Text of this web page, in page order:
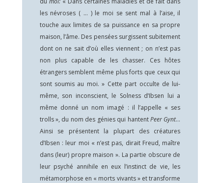
les névroses ( … ) le moi se sent mal à l’aise, il
touche aux limites de sa puissance en sa propre
maison, l’âme. Des pensées surgissent subitement
dont on ne sait d’où elles viennent ; on n’est pas
non plus capable de les chasser. Ces hôtes
étrangers semblent même plus forts que ceux qui
sont soumis au moi. » Cette part occulte de lui-
même, son inconscient, le Solness d’Ibsen lui a
même donné un nom imagé : il l’appelle « ses
trolls », du nom des génies qui hantentPeer Gynt…
Ainsi se présentent la plupart des créatures
d’Ibsen : leur moi « n’est pas, dirait Freud, maître
dans (leur) propre maison ». La partie obscure de
leur psyché annihile en eux l’instinct de vie, les
métamorphose en « morts vivants » et transforme